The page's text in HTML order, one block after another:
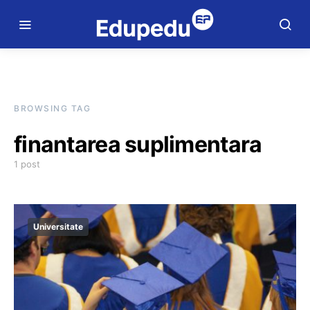
BROWSING TAG
finantarea suplimentara
1 post
Universitate